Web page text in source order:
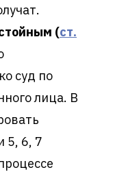
(ст.
суд по
лица. В
5, 6, 7